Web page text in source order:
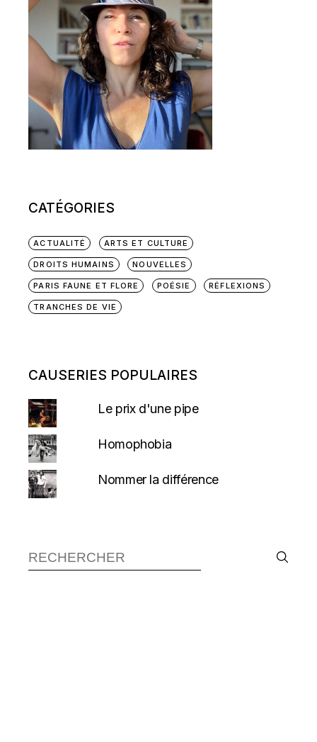
CATÉGORIES
ACTUALITÉ ARTS ET CULTURE
DROITS HUMAINS NOUVELLES
PARIS FAUNE ET FLORE POÉSIE RÉFLEXIONS
TRANCHES DE VIE
CAUSERIES POPULAIRES
Le prix d'une pipe
Homophobia
Nommer la différence
Recherche :